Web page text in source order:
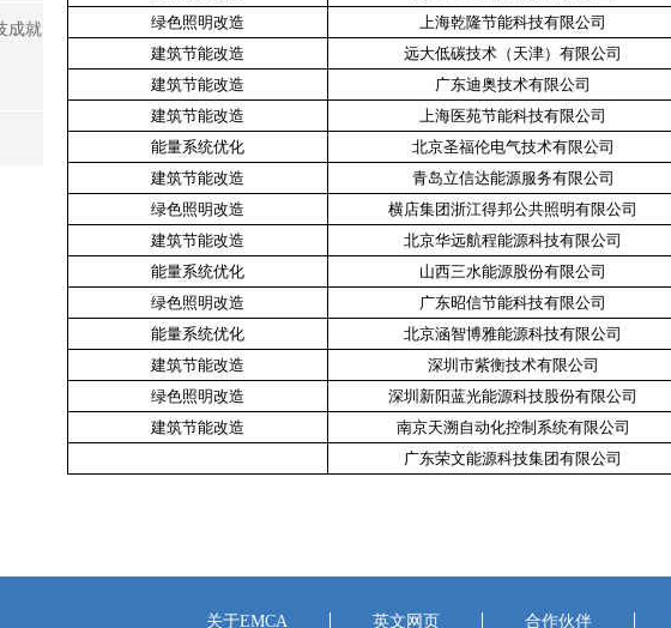
成就
绿色照明改造
上海乾隆节能科技有限公司
建筑节能改造
远大低碳技术（天津）有限公司
建筑节能改造
广东迪奥技术有限公司
建筑节能改造
上海医苑节能科技有限公司
能量系统优化
北京圣福伦电气技术有限公司
建筑节能改造
青岛立信达能源服务有限公司
绿色照明改造
横店集团浙江得邦公共照明有限公司
建筑节能改造
北京华远航程能源科技有限公司
能量系统优化
山西三水能源股份有限公司
绿色照明改造
广东昭信节能科技有限公司
能量系统优化
北京涵智博雅能源科技有限公司
建筑节能改造
深圳市紫衡技术有限公司
绿色照明改造
深圳新阳蓝光能源科技股份有限公司
建筑节能改造
南京天溯自动化控制系统有限公司
广东荣文能源科技集团有限公司
关于EMCA 英文网页 合作伙伴